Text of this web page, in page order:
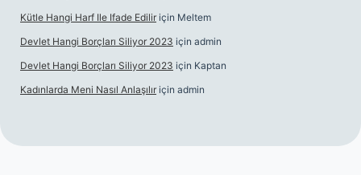
Kütle Hangi Harf Ile Ifade Edilir için Meltem
Devlet Hangi Borçları Siliyor 2023 için admin
Devlet Hangi Borçları Siliyor 2023 için Kaptan
Kadınlarda Meni Nasıl Anlaşılır için admin